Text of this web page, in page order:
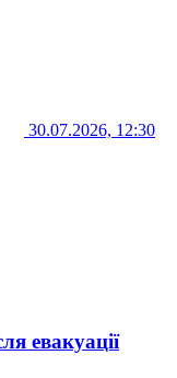
30.07.2026, 12:30
евакуації